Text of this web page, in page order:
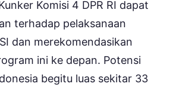
Komisi 4 DPR RI dapat
terhadap pelaksanaan
dan merekomendasikan
ini ke depan. Potensi
begitu luas sekitar 33